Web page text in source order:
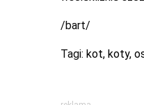
/bart/
Tagi: kot, koty,